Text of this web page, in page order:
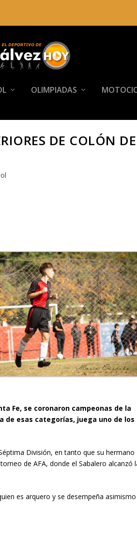
OLIMPIADAS
DE COLÓN DE
Fe, se coronaron campeonas de la
de esas categorías, juega uno de los
División, en tanto que su hermano
de AFA, donde el Sabalero alcanzó
es arquero y se desempeña asimismo